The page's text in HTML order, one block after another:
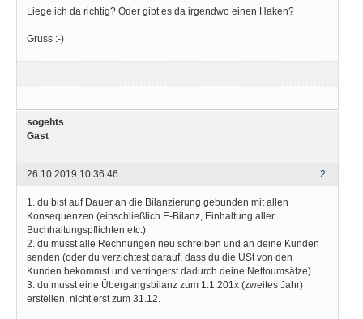
Liege ich da richtig? Oder gibt es da irgendwo einen Haken?
Gruss :-)
sogehts
Gast
2.
26.10.2019 10:36:46
1. du bist auf Dauer an die Bilanzierung gebunden mit allen
Konsequenzen (einschließlich E-Bilanz, Einhaltung aller
Buchhaltungspflichten etc.)
2. du musst alle Rechnungen neu schreiben und an deine Kunden
senden (oder du verzichtest darauf, dass du die USt von den
Kunden bekommst und verringerst dadurch deine Nettoumsätze)
3. du musst eine Übergangsbilanz zum 1.1.201x (zweites Jahr)
erstellen, nicht erst zum 31.12.